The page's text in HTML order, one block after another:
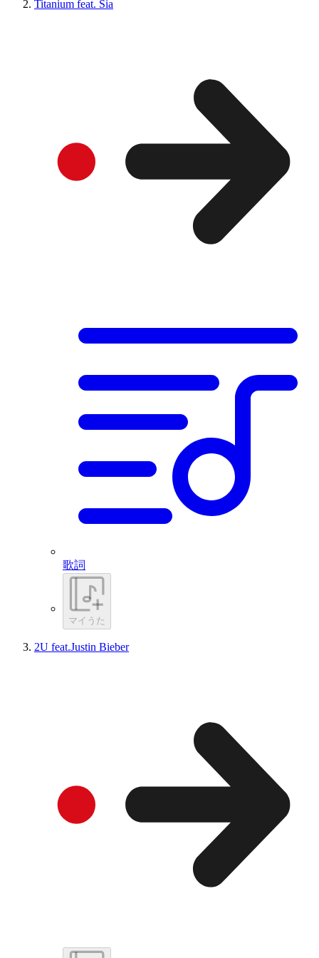
Titanium feat. Sia
歌詞
マイうた
2U feat.Justin Bieber